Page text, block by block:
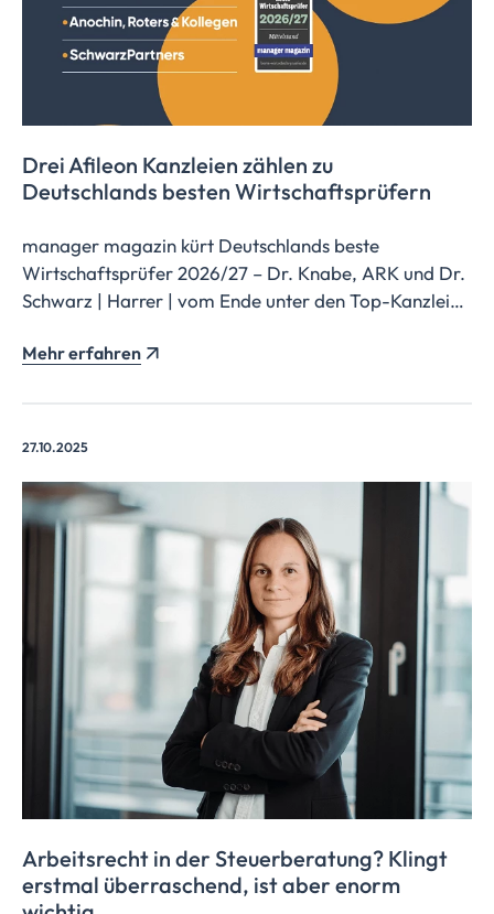
Drei Afileon Kanzleien zählen zu
Deutschlands besten Wirtschaftsprüfern
manager magazin kürt Deutschlands beste
Wirtschaftsprüfer 2026/27 – Dr. Knabe, ARK und Dr.
Schwarz | Harrer | vom Ende unter den Top-Kanzleien
Mehr erfahren
27.10.2025
Arbeitsrecht in der Steuerberatung? Klingt
erstmal überraschend, ist aber enorm